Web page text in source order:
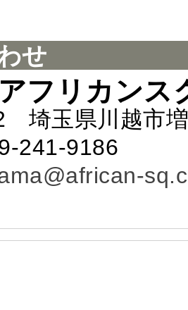
せ
フリカンス
埼玉県川越市
241-